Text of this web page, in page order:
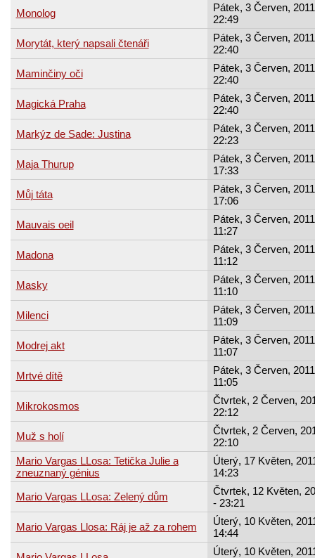
Monolog
Pátek, 3 Červen,
22:49
Morytát, který napsali čtenáři
Pátek, 3 Červen,
22:40
Maminčiny oči
Pátek, 3 Červen,
22:40
Magická Praha
Pátek, 3 Červen,
22:40
Markýz de Sade: Justina
Pátek, 3 Červen,
22:23
Maja Thurup
Pátek, 3 Červen,
17:33
Můj táta
Pátek, 3 Červen,
17:06
Mauvais oeil
Pátek, 3 Červen,
11:27
Madona
Pátek, 3 Červen,
11:12
Masky
Pátek, 3 Červen,
11:10
Milenci
Pátek, 3 Červen,
11:09
Modrej akt
Pátek, 3 Červen,
11:07
Mrtvé dítě
Pátek, 3 Červen,
11:05
Mikrokosmos
Čtvrtek, 2 Červen,
22:12
Muž s holí
Čtvrtek, 2 Červen,
22:10
Mario Vargas LLosa: Tetička Julie a
zneuznaný génius
Úterý, 17 Květen,
14:23
Mario Vargas LLosa: Zelený dům
Čtvrtek, 12 Květen,
- 23:21
Mario Vargas Llosa: Ráj je až za rohem
Úterý, 10 Květen,
14:44
Úterý, 10 Květen,